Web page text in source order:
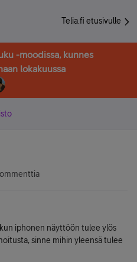
Telia.fi etusivulle
-moodissa, kunnes
lokakuussa
iphonen näyttöön tulee ylös
sinne mihin yleensä tulee